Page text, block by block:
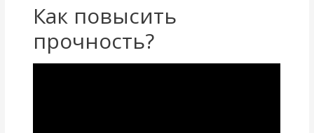
Как повысить
прочность?